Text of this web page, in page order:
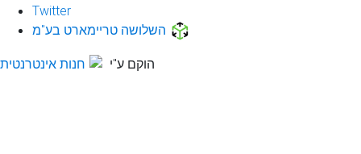
Twitter
השלושה טריימארט בע"מ
הוקם ע"י חנות אינטרנטית